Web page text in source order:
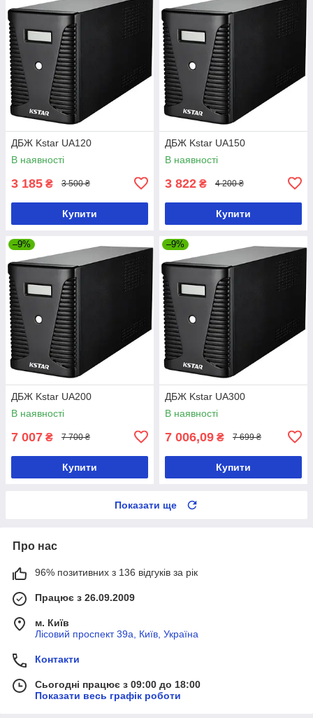
ДБЖ Kstar UA120
В наявності
3 185 ₴ 3 500 ₴
Купити
ДБЖ Kstar UA150
В наявності
3 822 ₴ 4 200 ₴
Купити
–9%
ДБЖ Kstar UA200
В наявності
7 007 ₴ 7 700 ₴
Купити
–9%
ДБЖ Kstar UA300
В наявності
7 006,09 ₴ 7 699 ₴
Купити
Показати ще
Про нас
96% позитивних з 136 відгуків за рік
Працює з 26.09.2009
м. Київ
Лісовий проспект 39а, Київ, Україна
Контакти
Сьогодні працює з 09:00 до 18:00
Показати весь графік роботи